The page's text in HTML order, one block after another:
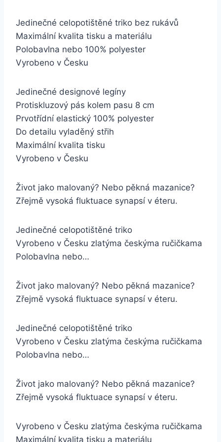
Jedinečné celopotištěné triko bez rukávů
Maximální kvalita tisku a materiálu
Polobavlna nebo 100% polyester
Vyrobeno v Česku
Jedinečné designové legíny
Protiskluzový pás kolem pasu 8 cm
Prvotřídní elastický 100% polyester
Do detailu vyladěný střih
Maximální kvalita tisku
Vyrobeno v Česku
Život jako malovaný? Nebo pěkná mazanice?
Zřejmě vysoká fluktuace synapsí v éteru.
Jedinečné celopotištěné triko
Vyrobeno v Česku zlatýma českýma ručičkama
Polobavlna nebo…
Život jako malovaný? Nebo pěkná mazanice?
Zřejmě vysoká fluktuace synapsí v éteru.
Jedinečné celopotištěné triko
Vyrobeno v Česku zlatýma českýma ručičkama
Polobavlna nebo…
Život jako malovaný? Nebo pěkná mazanice?
Zřejmě vysoká fluktuace synapsí v éteru.
Vyrobeno v Česku zlatýma českýma ručičkama
Maximální kvalita tisku a materiálu